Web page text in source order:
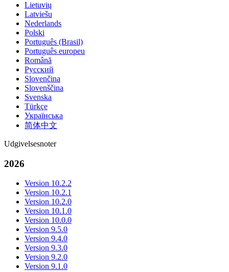
Lietuvių
Latviešu
Nederlands
Polski
Português (Brasil)
Português europeu
Română
Русский
Slovenčina
Slovenščina
Svenska
Türkçe
Українська
简体中文
Udgivelsesnoter
2026
Version 10.2.2
Version 10.2.1
Version 10.2.0
Version 10.1.0
Version 10.0.0
Version 9.5.0
Version 9.4.0
Version 9.3.0
Version 9.2.0
Version 9.1.0